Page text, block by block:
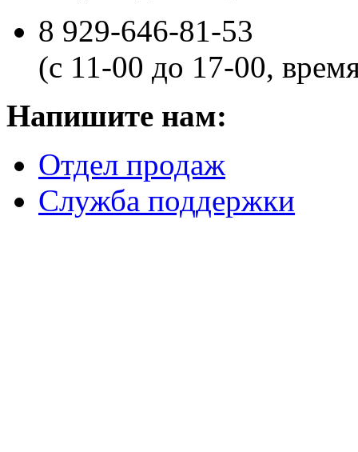
8 929-646-81-53
(с 11-00 до 17-00,
Напишите нам:
Отдел продаж
Служба поддержки